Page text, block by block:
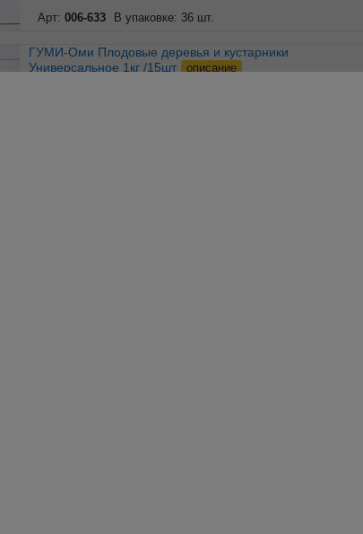
Арт: 006-633 В упаковке: 36 шт.
ГУМИ-Оми Плодовые деревья и кустарники
Универсальное 1кг /15шт
описание